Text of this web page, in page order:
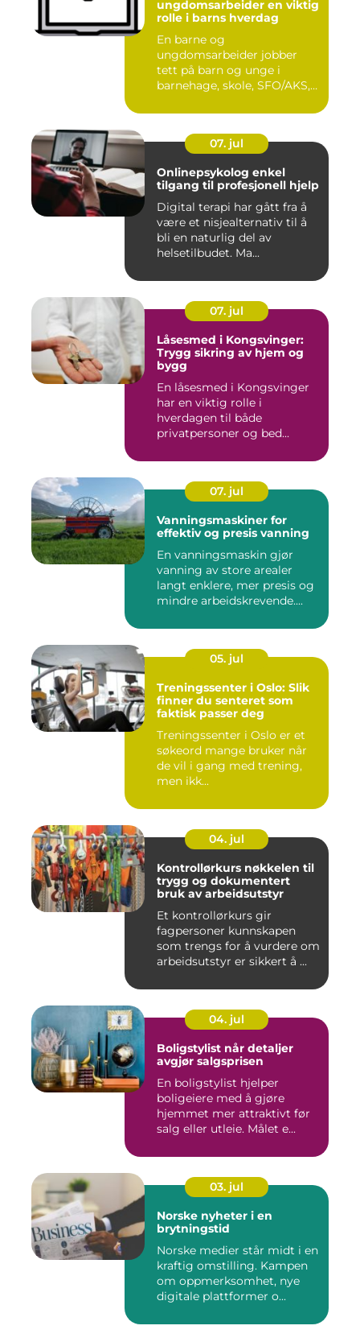
ungdomsarbeider en viktig
rolle i barns hverdag
En barne og
ungdomsarbeider jobber
tett på barn og unge i
barnehage, skole, SFO/AKS,
07. jul
Onlinepsykolog enkel
tilgang til profesjonell hjelp
Digital terapi har gått fra å
være et nisjealternativ til å
bli en naturlig del av
helsetilbudet. Ma...
07. jul
Låsesmed i Kongsvinger:
Trygg sikring av hjem og
bygg
En låsesmed i Kongsvinger
har en viktig rolle i
hverdagen til både
privatpersoner og bed...
07. jul
Vanningsmaskiner for
effektiv og presis vanning
En vanningsmaskin gjør
vanning av store arealer
langt enklere, mer presis og
mindre arbeidskrevende....
05. jul
Treningssenter i Oslo: Slik
finner du senteret som
faktisk passer deg
Treningssenter i Oslo er et
søkeord mange bruker når
de vil i gang med trening,
men ikk...
04. jul
Kontrollørkurs nøkkelen til
trygg og dokumentert
bruk av arbeidsutstyr
Et kontrollørkurs gir
fagpersoner kunnskapen
som trengs for å vurdere om
arbeidsutstyr er sikkert å ...
04. jul
Boligstylist når detaljer
avgjør salgsprisen
En boligstylist hjelper
boligeiere med å gjøre
hjemmet mer attraktivt før
salg eller utleie. Målet e...
03. jul
Norske nyheter i en
brytningstid
Norske medier står midt i en
kraftig omstilling. Kampen
om oppmerksomhet, nye
digitale plattformer o...